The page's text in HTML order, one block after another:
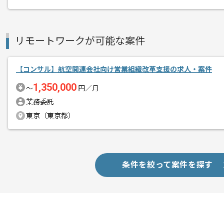
リモートワークが可能な案件
【コンサル】航空関連会社向け営業組織改革支援の求人・案件
〜1,350,000 円／月
業務委託
東京（東京都）
条件を絞って案件を探す